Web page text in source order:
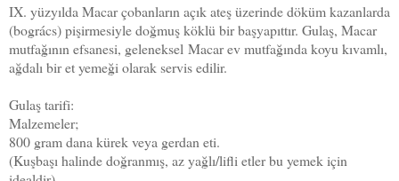
IX. yüzyılda Macar çobanların açık ateş üzerinde döküm kazanlarda
(bogrács) pişirmesiyle doğmuş köklü bir başyapıttır. Gulaş, Macar
mutfağının efsanesi, geleneksel Macar ev mutfağında koyu kıvamlı,
ağdalı bir et yemeği olarak servis edilir.
Gulaş tarifi:
Malzemeler;
800 gram dana kürek veya gerdan eti.
(Kuşbaşı halinde doğranmış, az yağlı/lifli etler bu yemek için